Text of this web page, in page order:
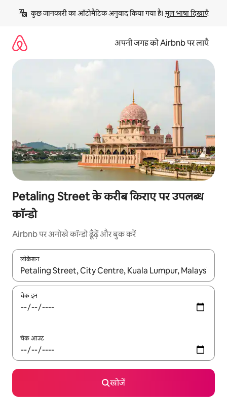
छोड़कर
कॉन्टेंट
कुछ जानकारी का ऑटोमैटिक अनुवाद किया गया है। मूल भाषा दिखाएँ
अपनी जगह को Airbnb पर लाएँ
Petaling Street के करीब किराए पर उपलब्ध
कॉन्डो
Airbnb पर अनोखे कॉन्डो ढूँढ़ें और बुक करें
लोकेशन
नतीजों के उपलब्ध होने पर, अप और डाउन 'ऐरो की' का इस्तेमाल करके नेविगेट
चेक इन
चेक आउट
खोजें